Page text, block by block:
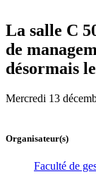
La salle C
de
désormais
Mercredi 13
Organisateur(s)
Faculté de